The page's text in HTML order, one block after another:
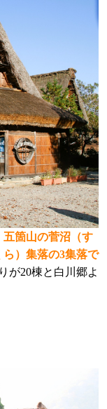
箇山の菅沼（す
）集落の3集落で
が20棟と白川郷よ